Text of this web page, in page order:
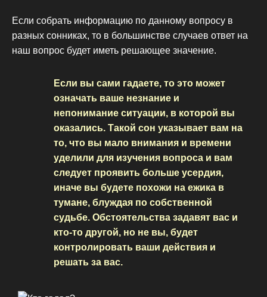
Если собрать информацию по данному вопросу в
разных сонниках, то в большинстве случаев ответ на
наш вопрос будет иметь решающее значение.
Если вы сами гадаете, то это может
означать ваше незнание и
непонимание ситуации, в которой вы
оказались. Такой сон указывает вам на
то, что вы мало внимания и времени
уделили для изучения вопроса и вам
следует проявить больше усердия,
иначе вы будете похожи на ежика в
тумане, блуждая по собственной
судьбе. Обстоятельства задавят вас и
кто-то другой, но не вы, будет
контролировать ваши действия и
решать за вас.